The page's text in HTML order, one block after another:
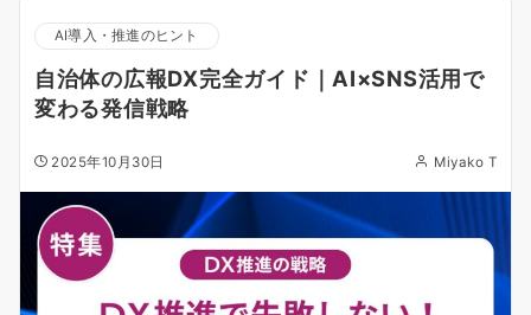
AI導入・推進のヒント
自治体の広報DX完全ガイド｜AI×SNS活用で
変わる発信戦略
2025年10月30日 Miyako T